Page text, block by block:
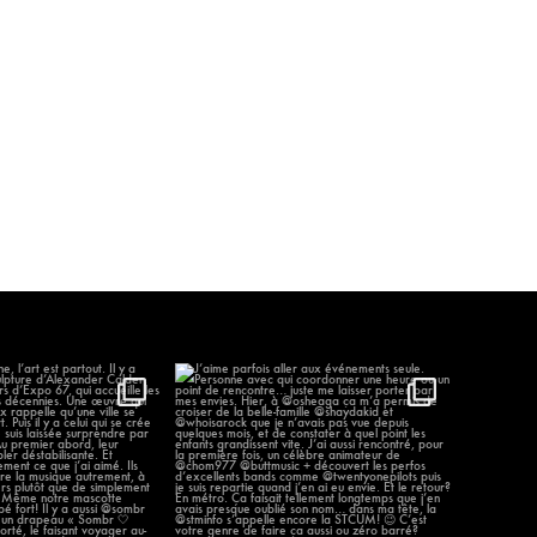
l’art est partout.
...
12
J’aime parfois aller aux événements
seule....
1297 58